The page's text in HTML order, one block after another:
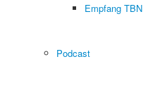
Empfang TBN
Podcast